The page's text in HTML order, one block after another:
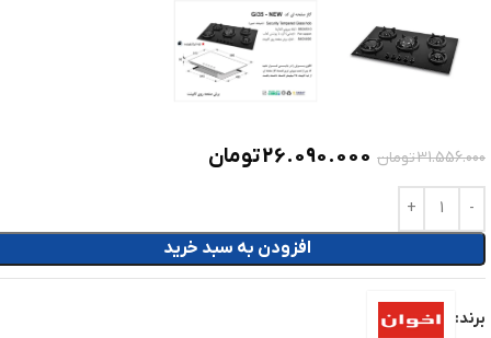
31.556.000تومان 26.090.000تومان
افزودن به سبد خرید
برند: